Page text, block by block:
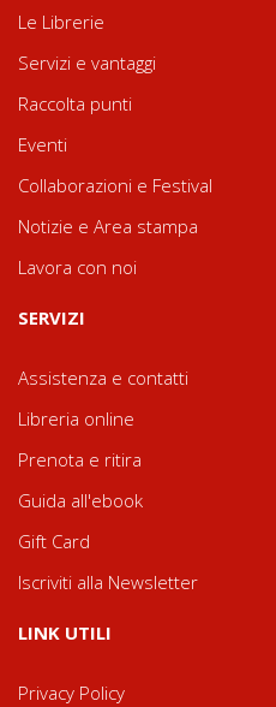
Le Librerie
Servizi e vantaggi
Raccolta punti
Eventi
Collaborazioni e Festival
Notizie e Area stampa
Lavora con noi
SERVIZI
Assistenza e contatti
Libreria online
Prenota e ritira
Guida all'ebook
Gift Card
Iscriviti alla Newsletter
LINK UTILI
Privacy Policy